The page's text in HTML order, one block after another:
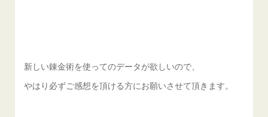
新しい錬金術を使ってのデータが欲しいので、
やはり必ずご感想を頂ける方にお願いさせて頂きます。